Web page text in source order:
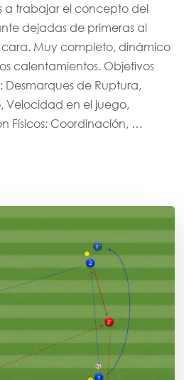
a trabajar el concepto del
dejadas de primeras al
Muy completo, dinámico
calentamientos. Objetivos
Desmarques de Ruptura,
Velocidad en el juego,
Físicos: Coordinación, …